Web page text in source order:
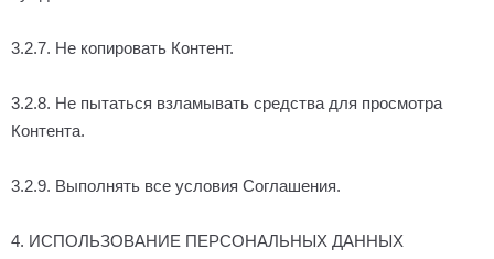
3.2.7. Не копировать Контент.
3.2.8. Не пытаться взламывать средства для просмотра
Контента.
3.2.9. Выполнять все условия Соглашения.
4. ИСПОЛЬЗОВАНИЕ ПЕРСОНАЛЬНЫХ ДАННЫХ